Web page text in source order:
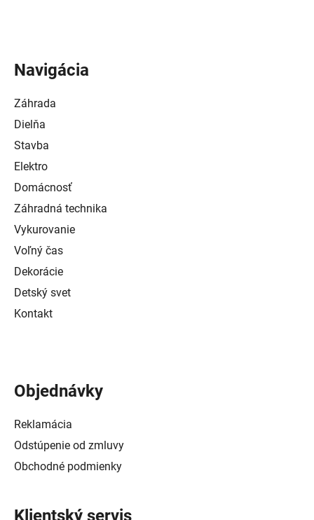
Navigácia
Záhrada
Dielňa
Stavba
Elektro
Domácnosť
Záhradná technika
Vykurovanie
Voľný čas
Dekorácie
Detský svet
Kontakt
Objednávky
Reklamácia
Odstúpenie od zmluvy
Obchodné podmienky
Klientský servis